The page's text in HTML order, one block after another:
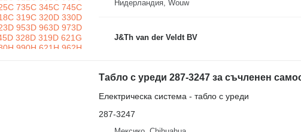
Нидерландия, Wouw
J&Th van der Veldt BV
Табло с уреди 287-3247 за съчленен
Електрическа система - табло с уреди
287-3247